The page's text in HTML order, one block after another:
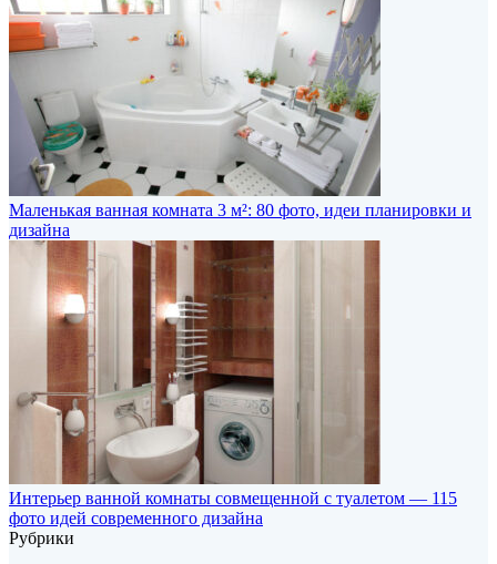
Маленькая ванная комната 3 м²: 80 фото, идеи планировки и
дизайна
Интерьер ванной комнаты совмещенной с туалетом — 115
фото идей современного дизайна
Рубрики